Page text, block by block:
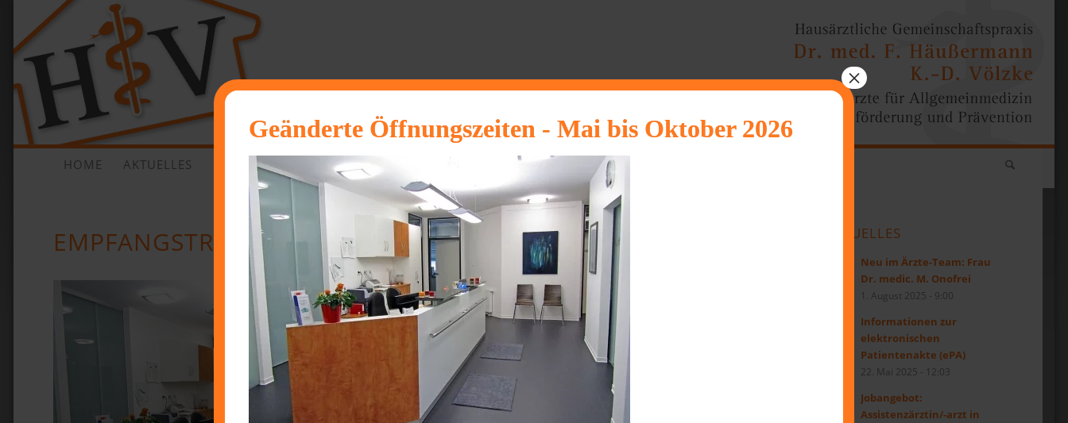
HOME AKTUELLES PRAXIS LEISTUNGEN KONTAKT
EMPFANGSTRESEN AKTUELLES
Neu im Ärzte-Team: Frau
Dr. medic. M. Onofrei
1. August 2025 - 9:00
Informationen zur
elektronischen
Patientenakte (ePA)
22. Mai 2025 - 12:03
Jobangebot:
Assistenzärztin/-arzt in
Geänderte Öffnungszeiten - Mai bis Oktober 2026
×